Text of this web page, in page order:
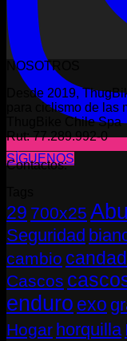
SÍGUENOS
NOSOTROS
Desde 2019,
para ciclismo de las
ThugBike Chile Spa
Rut: 77.289.992-0
Contactos:
29 700x25
Seguridad
cambio
Cascos
enduro exo
Hogar horquilla